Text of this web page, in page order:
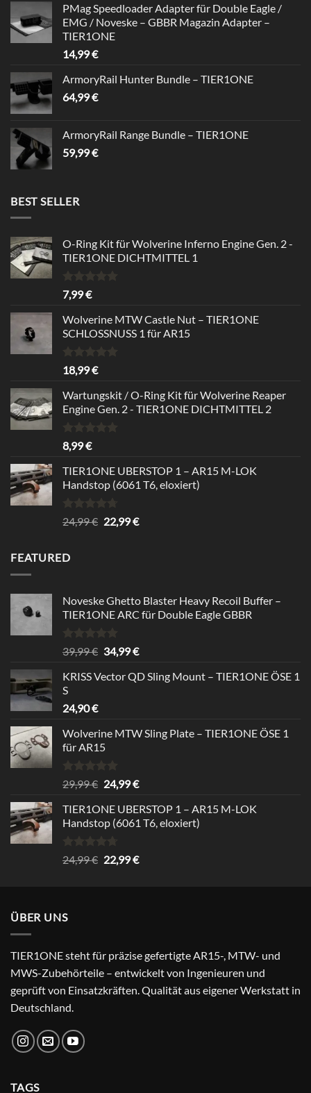
von 5
war:
39,99 €
ist:
34,99 €.
PMag Speedloader Adapter für Double Eagle /
EMG / Noveske – GBBR Magazin Adapter –
TIER1ONE
14,99€
ArmoryRail Hunter Bundle – TIER1ONE
64,99€
ArmoryRail Range Bundle – TIER1ONE
59,99€
BEST SELLER
O-Ring Kit für Wolverine Inferno Engine Gen. 2 -
TIER1ONE DICHTMITTEL 1
Bewertet
mit
von 5
7,99€
Wolverine MTW Castle Nut – TIER1ONE
SCHLOSSNUSS 1 für AR15
Bewertet
mit
von 5
18,99€
Wartungskit / O-Ring Kit für Wolverine Reaper
Engine Gen. 2 - TIER1ONE DICHTMITTEL 2
Bewertet
mit
von 5
8,99€
TIER1ONE UBERSTOP 1 – AR15 M-LOK
Handstop (6061 T6, eloxiert)
Bewertet
mit
24,99€ Ursprünglicher
22,99€Aktueller
FEATURED
Noveske Ghetto Blaster Heavy Recoil Buffer –
TIER1ONE ARC für Double Eagle GBBR
Bewertet
mit
von 5
39,99€ Ursprünglicher
war:
34,99€Aktueller
ist:
KRISS Vector QD Sling Mount – TIER1ONE ÖSE 1
S
24,90€
Wolverine MTW Sling Plate – TIER1ONE ÖSE 1
für AR15
Bewertet
mit
von 5
29,99€ Ursprünglicher
war:
29,99 €
24,99€Aktueller
ist:
24,99 €.
TIER1ONE UBERSTOP 1 – AR15 M-LOK
Handstop (6061 T6, eloxiert)
Bewertet
mit
24,99€ Ursprünglicher
22,99€Aktueller
ÜBER UNS
TIER1ONE steht für präzise gefertigte AR15-, MTW- und
MWS-Zubehörteile – entwickelt von Ingenieuren und
geprüft von Einsatzkräften. Qualität aus eigener Werkstatt in
Deutschland.
TAGS